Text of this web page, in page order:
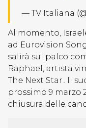
— TV Italiana
Al momento,
ad Eurovision
salirà sul palco
Raphael, artista
The Next Star.. Il
prossimo 9 marzo
chiusura delle